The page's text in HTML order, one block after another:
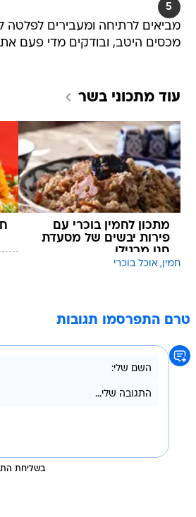
5
מביאים לרתיחה ומעבירים לפלטה
מכסים היטב, ובודקים מדי פעם
עוד מתכוניבשר
מתכון לחמין בוכרי עם
פירות יבשים של מסעדת
חנן מרגילן
חמין אוכל בוכרי
טרם התפרסמו תגובות
בשליחת